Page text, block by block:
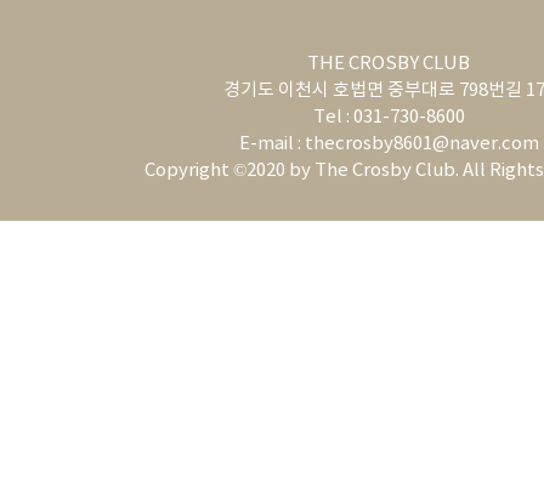
THE CROSBY CLUB
경기도 이천시 호법면 중부대로 798번길
Tel : 031-730-8600
E-mail : thecrosby8601@naver.com
Copyright ©2020 by The Crosby Club. All